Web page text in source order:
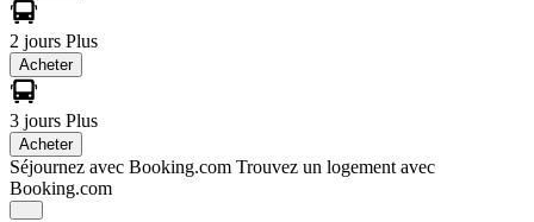
2 jours Plus
Acheter
3 jours Plus
Acheter
Séjournez avec Booking.com Trouvez un logement avec
Booking.com